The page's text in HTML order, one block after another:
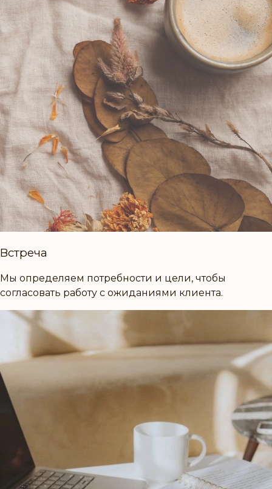
Встреча
Мы определяем потребности и цели, чтобы
согласовать работу с ожиданиями клиента.